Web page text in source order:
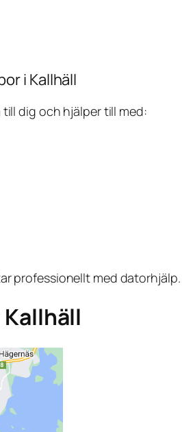
i Kallhäll
dig och hjälper till med:
professionellt med datorhjälp.